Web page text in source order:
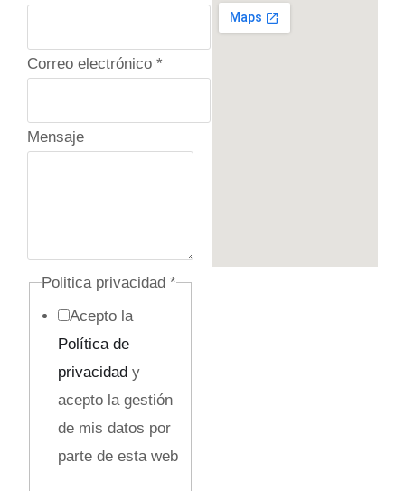
Correo electrónico *
p
Mensaje
Politica privacidad *
Acepto la
Política de
privacidady
acepto la gestión
de mis datos por
parte de esta web